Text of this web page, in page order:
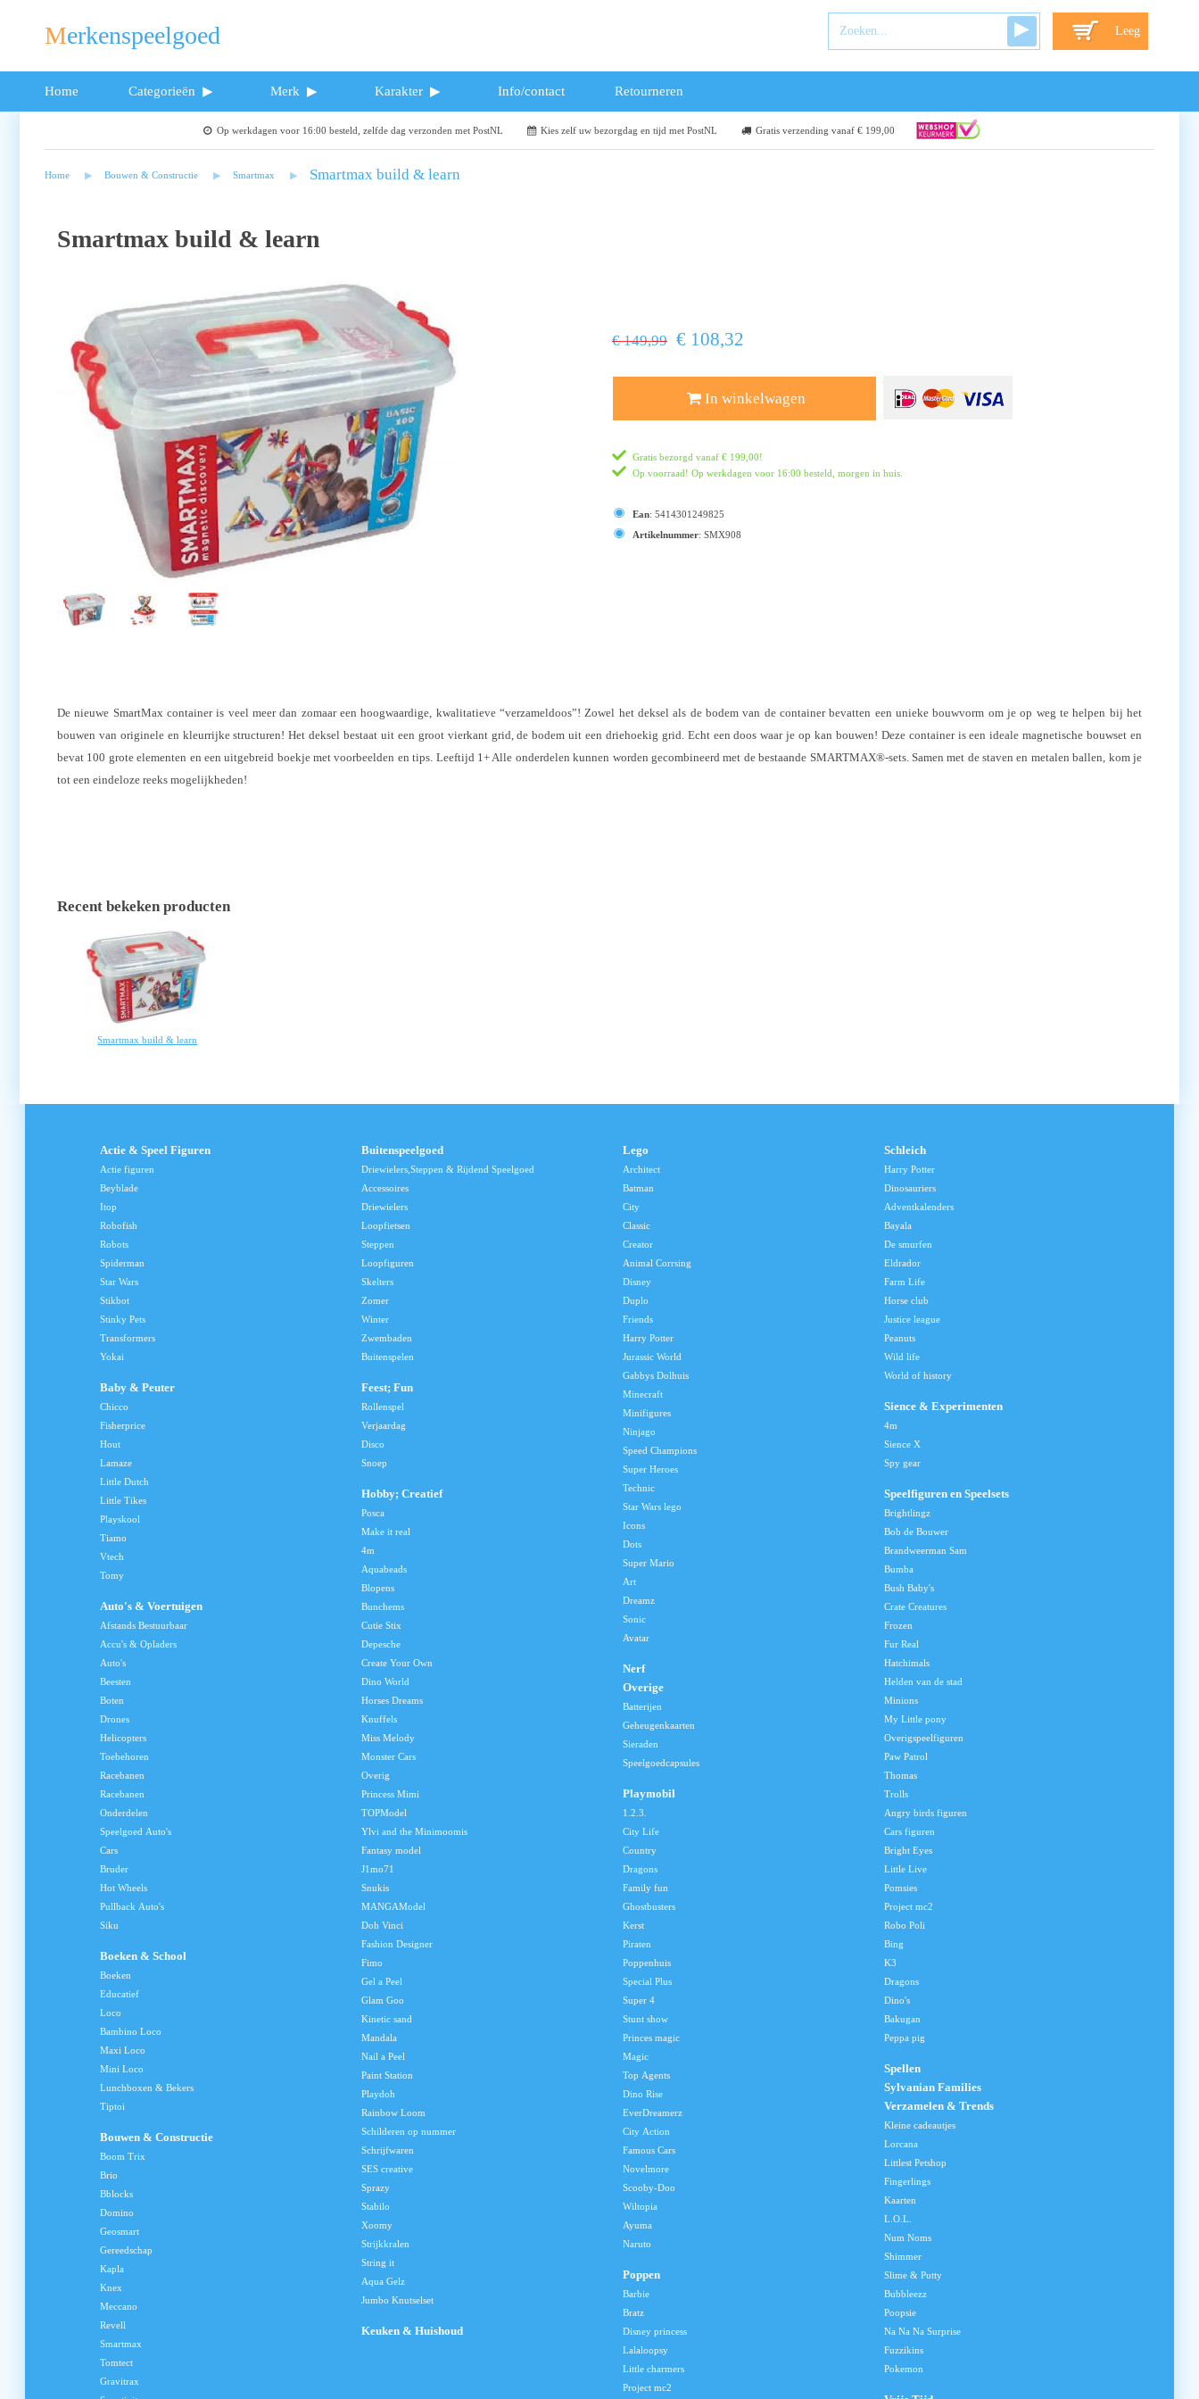
Merkenspeelgoed Leeg
Home Categorieën Merk Karakter Info/contact Retourneren
Op werkdagen voor 16:00 besteld, zelfde dag verzonden met PostNL Kies zelf uw bezorgdag en tijd met PostNL Gratis verzending vanaf € 199,00
Home Bouwen & Constructie Smartmax Smartmax build & learn
Smartmax build & learn
€ 149,99 € 108,32
In winkelwagen
Gratis bezorgd vanaf € 199,00!
Op voorraad! Op werkdagen voor 16:00 besteld, morgen in huis.
Ean: 5414301249825
Artikelnummer: SMX908
De nieuwe SmartMax container is veel meer dan zomaar een hoogwaardige, kwalitatieve “verzameldoos”! Zowel het deksel als de bodem van de container bevatten een unieke bouwvorm om je op weg te helpen bij het
bouwen van originele en kleurrijke structuren! Het deksel bestaat uit een groot vierkant grid, de bodem uit een driehoekig grid. Echt een doos waar je op kan bouwen! Deze container is een ideale magnetische bouwset en
bevat 100 grote elementen en een uitgebreid boekje met voorbeelden en tips. Leeftijd 1+ Alle onderdelen kunnen worden gecombineerd met de bestaande SMARTMAX®-sets. Samen met de staven en metalen ballen, kom je
tot een eindeloze reeks mogelijkheden!
Recent bekeken producten
Smartmax build & learn
Actie & Speel Figuren
Actie figuren
Beyblade
Itop
Robofish
Robots
Spiderman
Star Wars
Stikbot
Stinky Pets
Transformers
Yokai
Baby & Peuter
Chicco
Fisherprice
Hout
Lamaze
Little Dutch
Little Tikes
Playskool
Tiamo
Vtech
Tomy
Auto's & Voertuigen
Afstands Bestuurbaar
Accu's & Opladers
Auto's
Beesten
Boten
Drones
Helicopters
Toebehoren
Racebanen
Racebanen
Onderdelen
Speelgoed Auto's
Cars
Bruder
Hot Wheels
Pullback Auto's
Siku
Boeken & School
Boeken
Educatief
Loco
Bambino Loco
Maxi Loco
Mini Loco
Lunchboxen & Bekers
Tiptoi
Bouwen & Constructie
Boom Trix
Brio
Bblocks
Domino
Geosmart
Gereedschap
Kapla
Knex
Meccano
Revell
Smartmax
Tomtect
Gravitrax
Buitenspeelgoed
Driewielers,Steppen & Rijdend Speelgoed
Accessoires
Driewielers
Loopfietsen
Steppen
Loopfiguren
Skelters
Zomer
Winter
Zwembaden
Buitenspelen
Feest; Fun
Rollenspel
Verjaardag
Disco
Snoep
Hobby; Creatief
Posca
Make it real
4m
Aquabeads
Blopens
Bunchems
Cutie Stix
Depesche
Create Your Own
Dino World
Horses Dreams
Knuffels
Miss Melody
Monster Cars
Overig
Princess Mimi
TOPModel
Ylvi and the Minimoomis
Fantasy model
J1mo71
Snukis
MANGAModel
Doh Vinci
Fashion Designer
Fimo
Gel a Peel
Glam Goo
Kinetic sand
Mandala
Nail a Peel
Paint Station
Playdoh
Rainbow Loom
Schilderen op nummer
Schrijfwaren
SES creative
Sprazy
Stabilo
Xoomy
Strijkkralen
String it
Aqua Gelz
Jumbo Knutselset
Keuken & Huishoud
Lego
Architect
Batman
City
Classic
Creator
Animal Corrsing
Disney
Duplo
Friends
Harry Potter
Jurassic World
Gabbys Dolhuis
Minecraft
Minifigures
Ninjago
Speed Champions
Super Heroes
Technic
Star Wars lego
Icons
Dots
Super Mario
Art
Dreamz
Sonic
Avatar
Nerf
Overige
Batterijen
Geheugenkaarten
Sieraden
Speelgoedcapsules
Playmobil
1.2.3.
City Life
Country
Dragons
Family fun
Ghostbusters
Kerst
Piraten
Poppenhuis
Special Plus
Super 4
Stunt show
Princes magic
Magic
Top Agents
Dino Rise
EverDreamerz
City Action
Famous Cars
Novelmore
Scooby-Doo
Wiltopia
Ayuma
Naruto
Poppen
Barbie
Bratz
Disney princess
Lalaloopsy
Little charmers
Project mc2
Schleich
Harry Potter
Dinosauriers
Adventkalenders
Bayala
De smurfen
Eldrador
Farm Life
Horse club
Justice league
Peanuts
Wild life
World of history
Sience & Experimenten
4m
Sience X
Spy gear
Speelfiguren en Speelsets
Brightlingz
Bob de Bouwer
Brandweerman Sam
Bumba
Bush Baby's
Crate Creatures
Frozen
Fur Real
Hatchimals
Helden van de stad
Minions
My Little pony
Overigspeelfiguren
Paw Patrol
Thomas
Trolls
Angry birds figuren
Cars figuren
Bright Eyes
Little Live
Pomsies
Project mc2
Robo Poli
Bing
K3
Dragons
Dino's
Bakugan
Peppa pig
Spellen
Sylvanian Families
Verzamelen & Trends
Kleine cadeautjes
Lorcana
Littlest Petshop
Fingerlings
Kaarten
L.O.L.
Num Noms
Shimmer
Slime & Putty
Bubbleezz
Poopsie
Na Na Na Surprise
Fuzzikins
Pokemon